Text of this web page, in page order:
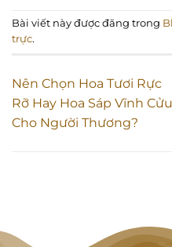
Bài viết này được đăng trong
trực.
Nên Chọn Hoa Tươi Rực
Rỡ Hay Hoa Sáp Vĩnh Cửu
Cho Người Thương?